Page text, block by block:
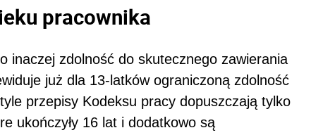
pracownika
inaczej zdolność do skutecznego zawierania
już dla 13-latków ograniczoną zdolność
przepisy Kodeksu pracy dopuszczają tylko
ukończyły 16 lat i dodatkowo są